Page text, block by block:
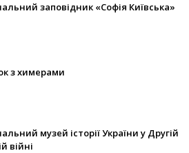
заповідник «Софія Київська»
з химерами
музей історії України у Другій
війні